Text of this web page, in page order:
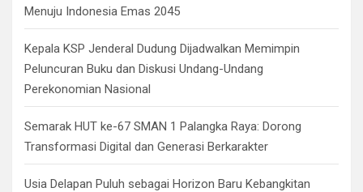
Menuju Indonesia Emas 2045
Kepala KSP Jenderal Dudung Dijadwalkan Memimpin
Peluncuran Buku dan Diskusi Undang-Undang
Perekonomian Nasional
Semarak HUT ke-67 SMAN 1 Palangka Raya: Dorong
Transformasi Digital dan Generasi Berkarakter
Usia Delapan Puluh sebagai Horizon Baru Kebangkitan